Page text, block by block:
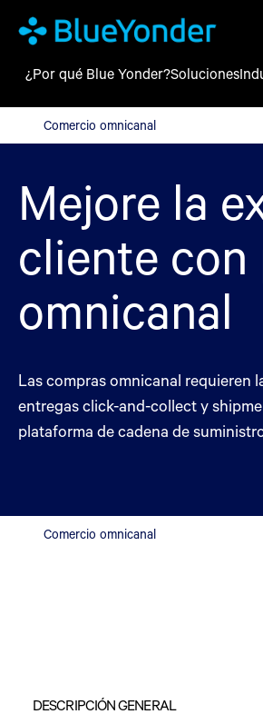
Comercio omnicanal
¿Por qué Blue Yonder?Soluciones
Comercio omnicanal
Mejore la
cliente con
omnicanal
Las compras omnicanal requieren
entregas click-and-collect y
plataforma de cadena de
Comercio omnicanal
DESCRIPCIÓN GENERAL